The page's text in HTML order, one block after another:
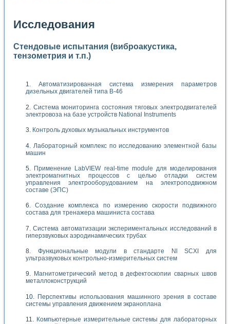
Исследования
Стендовые испытания (виброакустика,
тензометрия и т.п.)
Автоматизированная система измерения параметров
дизельных двигателей типа В-46
Система мониторинга состояния тяговых электродвигателей
электровоза на базе устройств National Instruments
Контроль духовых музыкальных инструментов
Лабораторный комплекс по исследованию элементной базы
машин
Применение LabVIEW real-time module для моделирования
электромагнитных процессов с целью отладки систем
управления электрооборудованием на электроподвижном
составе (ЭПС)
Создание комплекса по измерению скорости подвижного
состава для тренажера машиниста состава
Система автоматизации экспериментальных исследований в
гиперзвуковых аэродинамических трубах
Функциональные модули в стандарте Nl SCXI для
ультразвуковых контрольно-измерительных систем
Магнитометрический метод в дефектоскопии сварных швов
металлоконструкций
Перспективы использования машинного зрения в составе
системы управления движением экраноплана
Компьютерные измерительные системы для лабораторных